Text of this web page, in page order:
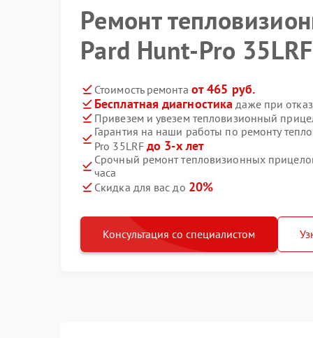
Ремонт
Pard Hunt-Pro
Стоимость ремонта от 465 руб.
Бесплатная диагностика даже при
Привезем и увезем тепловизионный
Гарантия на наши работы по ремонту
Pro 35LRF до 3-х лет
Срочный ремонт тепловизионных
часа
Скидка для вас до 20%
Консультация со специалистом